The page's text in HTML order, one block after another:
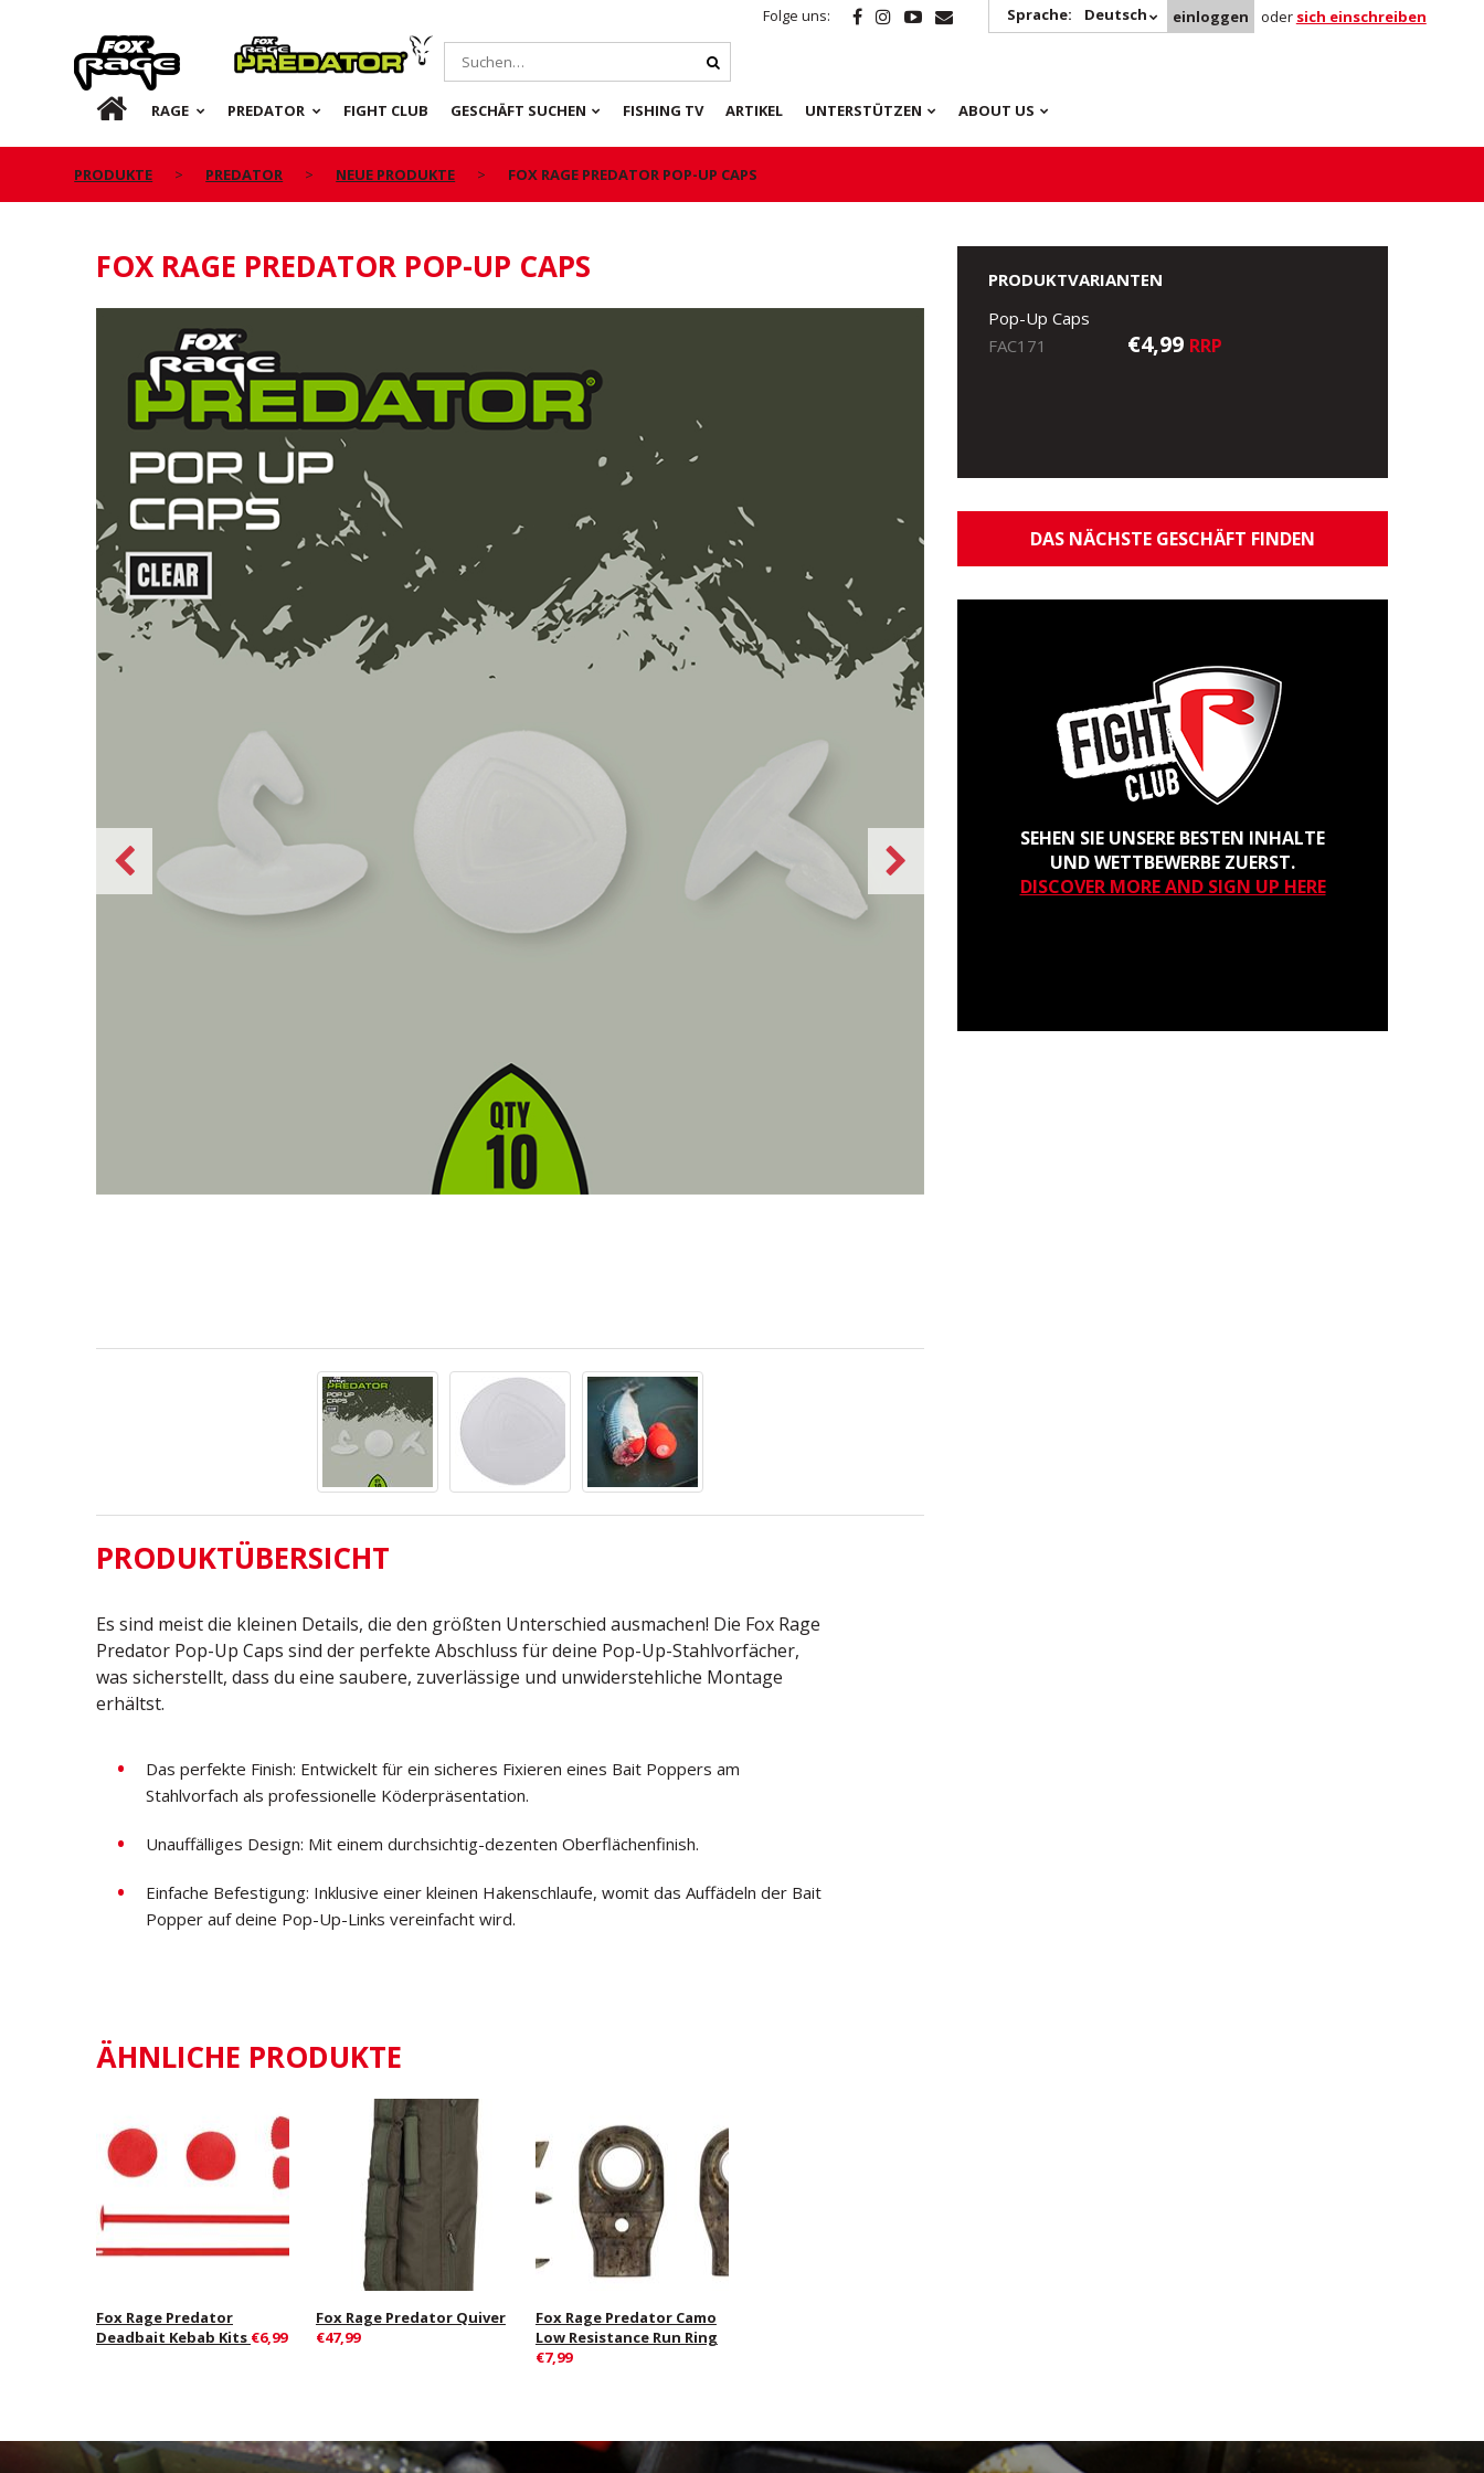
Folge uns: Sprache: Deutsch einloggen oder sich einschreiben
Rage Predator
DE RAGE PREDATOR FIGHT CLUB GESCHÄFT SUCHEN FISHING TV ARTIKEL UNTERSTÜTZEN ABOUT US
PRODUKTE PREDATOR NEUE PRODUKTE FOX RAGE PREDATOR POP-UP CAPS
FOX RAGE PREDATOR POP-UP CAPS
PRODUKTÜBERSICHT
Es sind meist die kleinen Details, die den größten Unterschied ausmachen! Die Fox Rage
Predator Pop-Up Caps sind der perfekte Abschluss für deine Pop-Up-Stahlvorfächer,
was sicherstellt, dass du eine saubere, zuverlässige und unwiderstehliche Montage
erhältst.
Das perfekte Finish: Entwickelt für ein sicheres Fixieren eines Bait Poppers am
Stahlvorfach als professionelle Köderpräsentation.
Unauffälliges Design: Mit einem durchsichtig-dezenten Oberflächenfinish.
Einfache Befestigung: Inklusive einer kleinen Hakenschlaufe, womit das Auffädeln der Bait
Popper auf deine Pop-Up-Links vereinfacht wird.
PRODUKTVARIANTEN
Pop-Up Caps
FAC171
€4,99 RRP
DAS NÄCHSTE GESCHÄFT FINDEN
SEHEN SIE UNSERE BESTEN INHALTE
UND WETTBEWERBE ZUERST.
DISCOVER MORE AND SIGN UP HERE
ÄHNLICHE PRODUKTE
Fox Rage Predator
Deadbait Kebab Kits €6,99
Fox Rage Predator Quiver
€47,99
Fox Rage Predator Camo
Low Resistance Run Ring
€7,99